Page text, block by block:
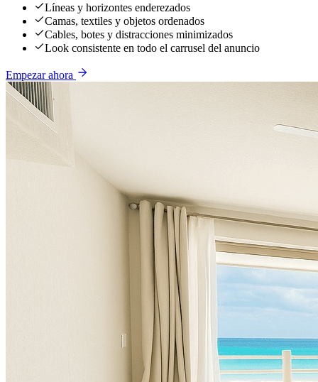
Líneas y horizontes enderezados
Camas, textiles y objetos ordenados
Cables, botes y distracciones minimizados
Look consistente en todo el carrusel del anuncio
Empezar ahora